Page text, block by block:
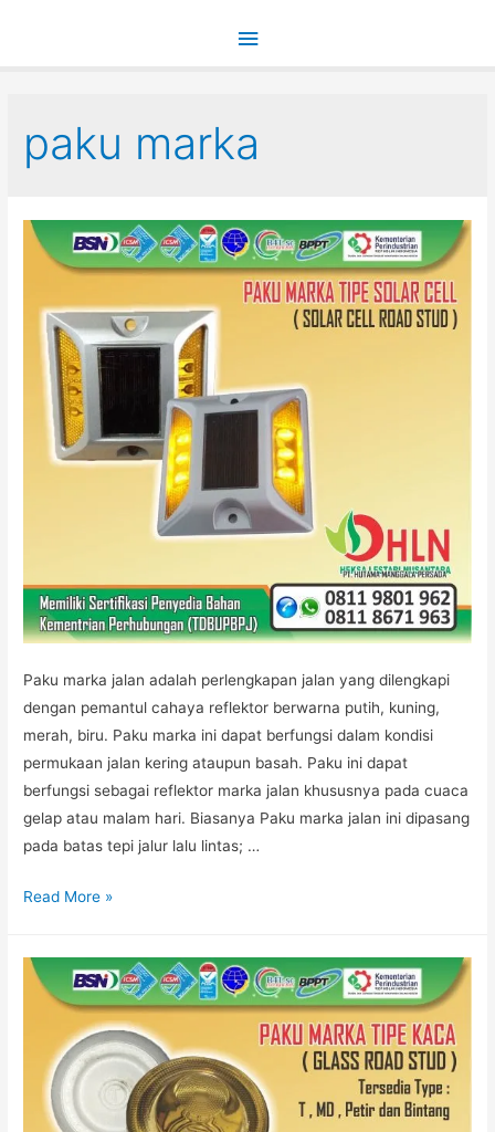
Main
paku marka
Paku marka jalan adalah perlengkapan jalan yang dilengkapi
dengan pemantul cahaya reflektor berwarna putih, kuning,
merah, biru. Paku marka ini dapat berfungsi dalam kondisi
permukaan jalan kering ataupun basah. Paku ini dapat
berfungsi sebagai reflektor marka jalan khususnya pada cuaca
gelap atau malam hari. Biasanya Paku marka jalan ini dipasang
pada batas tepi jalur lalu lintas; …
PABRIK
Read More »